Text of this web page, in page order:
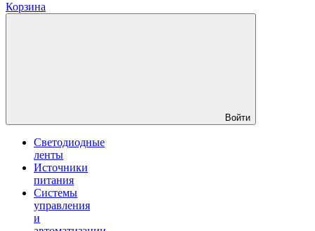
Корзина
Войти
Светодиодные
ленты
Источники
питания
Системы
управления
и